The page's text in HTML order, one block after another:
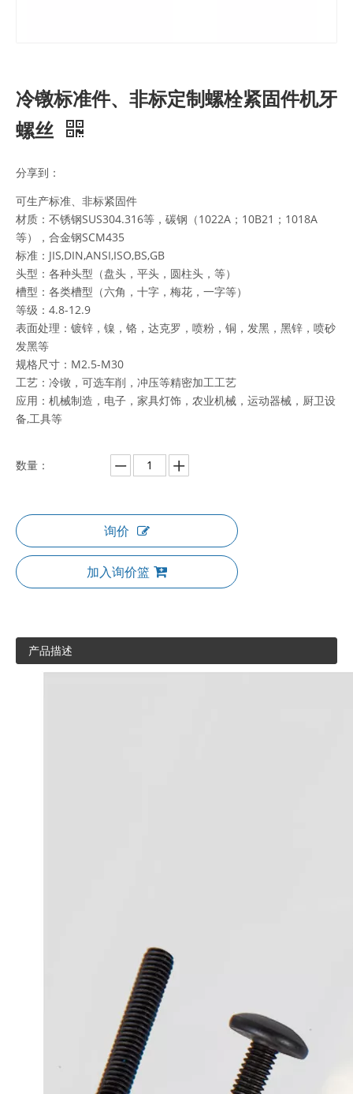
冷镦标准件、非标定制螺栓紧固件机牙
螺丝
分享到：
可生产标准、非标紧固件
材质：不锈钢SUS304.316等，碳钢（1022A；10B21；1018A
等），合金钢SCM435
标准：JIS,DIN,ANSI,ISO,BS,GB
头型：各种头型（盘头，平头，圆柱头，等）
槽型：各类槽型（六角，十字，梅花，一字等）
等级：4.8-12.9
表面处理：镀锌，镍，铬，达克罗，喷粉，铜，发黑，黑锌，喷砂
发黑等
规格尺寸：M2.5-M30
工艺：冷镦，可选车削，冲压等精密加工工艺
应用：机械制造，电子，家具灯饰，农业机械，运动器械，厨卫设
备,工具等
数量：
询价
加入询价篮
产品描述